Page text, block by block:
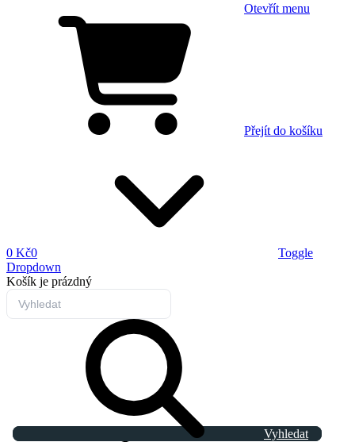
Otevřít menu
Přejít do košíku
0 Kč0
Toggle
Dropdown
Košík je prázdný
Vyhledat